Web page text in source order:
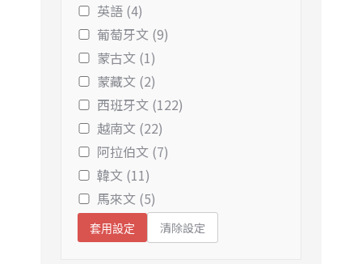
英語 (4)
葡萄牙文 (9)
蒙古文 (1)
蒙藏文 (2)
西班牙文 (122)
越南文 (22)
阿拉伯文 (7)
韓文 (11)
馬來文 (5)
套用設定 清除設定